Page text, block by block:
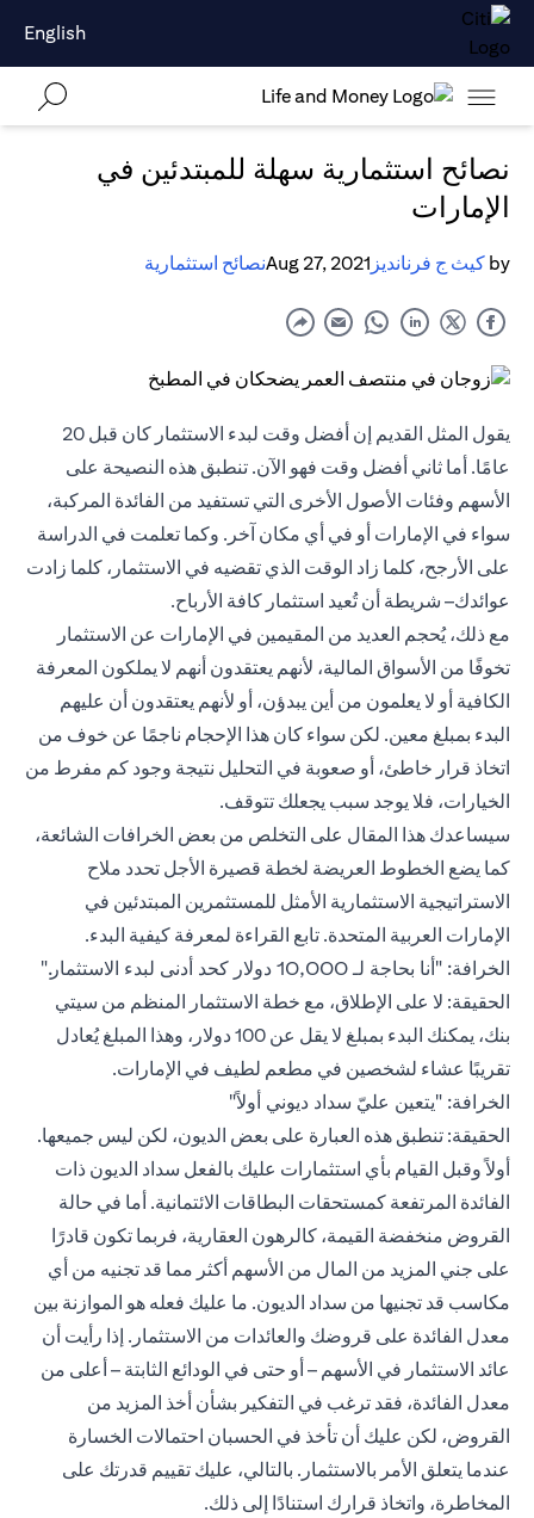
English
نصائح استثمارية سهلة للمبتدئين في
الإمارات
by كيث ج فرنانديز Aug 27, 2021نصائح استثمارية
يقول المثل القديم إن أفضل وقت لبدء الاستثمار كان قبل 20
عامًا. أما ثاني أفضل وقت فهو الآن. تنطبق هذه النصيحة على
الأسهم وفئات الأصول الأخرى التي تستفيد من الفائدة المركبة،
سواء في الإمارات أو في أي مكان آخر. وكما تعلمت في الدراسة
على الأرجح، كلما زاد الوقت الذي تقضيه في الاستثمار، كلما زادت
عوائدك– شريطة أن تُعيد استثمار كافة الأرباح.
مع ذلك، يُحجم العديد من المقيمين في الإمارات عن الاستثمار
تخوفًا من الأسواق المالية، لأنهم يعتقدون أنهم لا يملكون المعرفة
الكافية أو لا يعلمون من أين يبدؤن، أو لأنهم يعتقدون أن عليهم
البدء بمبلغ معين. لكن سواء كان هذا الإحجام ناجمًا عن خوف من
اتخاذ قرار خاطئ، أو صعوبة في التحليل نتيجة وجود كم مفرط من
الخيارات، فلا يوجد سبب يجعلك تتوقف.
سيساعدك هذا المقال على التخلص من بعض الخرافات الشائعة،
كما يضع الخطوط العريضة لخطة قصيرة الأجل تحدد ملاح
الاستراتيجية الاستثمارية الأمثل للمستثمرين المبتدئين في
الإمارات العربية المتحدة. تابع القراءة لمعرفة كيفية البدء.
الخرافة: "أنا بحاجة لـ 10,000 دولار كحد أدنى لبدء الاستثمار."
الحقيقة: لا على الإطلاق، مع خطة الاستثمار المنظم من سيتي
بنك، يمكنك البدء بمبلغ لا يقل عن 100 دولار، وهذا المبلغ يُعادل
تقريبًا عشاء لشخصين في مطعم لطيف في الإمارات.
الخرافة: "يتعين عليّ سداد ديوني أولاً"
الحقيقة: تنطبق هذه العبارة على بعض الديون، لكن ليس جميعها.
أولاً وقبل القيام بأي استثمارات عليك بالفعل سداد الديون ذات
الفائدة المرتفعة كمستحقات البطاقات الائتمانية. أما في حالة
القروض منخفضة القيمة، كالرهون العقارية، فربما تكون قادرًا
على جني المزيد من المال من الأسهم أكثر مما قد تجنيه من أي
مكاسب قد تجنيها من سداد الديون. ما عليك فعله هو الموازنة بين
معدل الفائدة على قروضك والعائدات من الاستثمار. إذا رأيت أن
عائد الاستثمار في الأسهم – أو حتى في الودائع الثابتة – أعلى من
معدل الفائدة، فقد ترغب في التفكير بشأن أخذ المزيد من
القروض، لكن عليك أن تأخذ في الحسبان احتمالات الخسارة
عندما يتعلق الأمر بالاستثمار. بالتالي، عليك تقييم قدرتك على
المخاطرة، واتخاذ قرارك استنادًا إلى ذلك.